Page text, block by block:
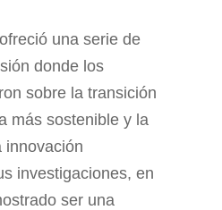
una serie de
donde los
sobre la transición
más sostenible y la
innovación
investigaciones, en
ser una